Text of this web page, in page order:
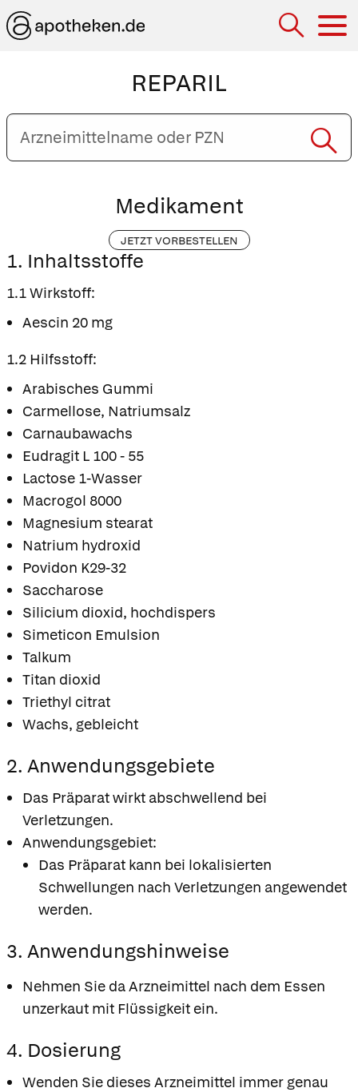
REPARIL
Arzneimittelname
oder
PZN
Medikament
JETZT VORBESTELLEN
1. Inhaltsstoffe
1.1 Wirkstoff:
Aescin 20 mg
1.2 Hilfsstoff:
Arabisches Gummi
Carmellose, Natriumsalz
Carnaubawachs
Eudragit L 100 - 55
Lactose 1-Wasser
Macrogol 8000
Magnesium stearat
Natrium hydroxid
Povidon K29-32
Saccharose
Silicium dioxid, hochdispers
Simeticon Emulsion
Talkum
Titan dioxid
Triethyl citrat
Wachs, gebleicht
2. Anwendungsgebiete
Das Präparat wirkt abschwellend bei
Verletzungen.
Anwendungsgebiet:
Das Präparat kann bei lokalisierten
Schwellungen nach Verletzungen angewendet
werden.
3. Anwendungshinweise
Nehmen Sie da Arzneimittel nach dem Essen
unzerkaut mit Flüssigkeit ein.
4. Dosierung
Wenden Sie dieses Arzneimittel immer genau